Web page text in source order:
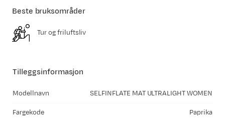
Tilleggsinformasjon
Modellnavn SELFINFLATE MAT ULTRALIGHT WOMEN
Fargekode Paprika
Beste bruksområder
Tur og friluftsliv